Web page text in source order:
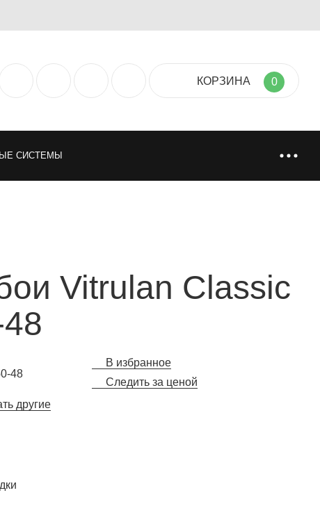
КОРЗИНА 0
СИСТЕМЫ
Vitrulan Classic
48
другие
В избранное
Следить за ценой